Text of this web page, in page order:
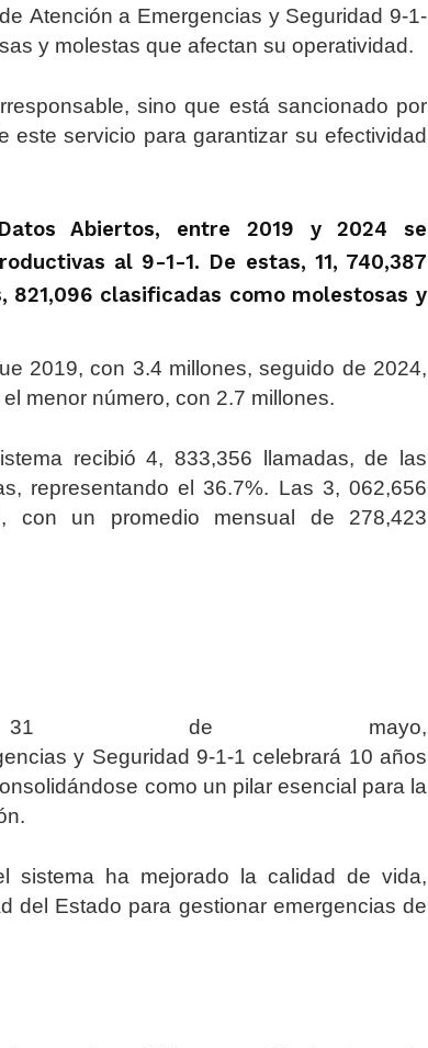
Atención a Emergencias y Seguridad 9-1-
y molestas que afectan su operatividad.
sino que está sancionado por
este servicio para garantizar su efectividad
Abiertos, entre 2019 y 2024 se
al 9-1-1. De estas, 11, 740,387
821,096 clasificadas como molestosas y
2019, con 3.4 millones, seguido de 2024,
menor número, con 2.7 millones.
recibió 4, 833,356 llamadas, de las
representando el 36.7%. Las 3, 062,656
con un promedio mensual de 278,423
de mayo,
y Seguridad 9-1-1 celebrará 10 años
como un pilar esencial para la
sistema ha mejorado la calidad de vida,
del Estado para gestionar emergencias de